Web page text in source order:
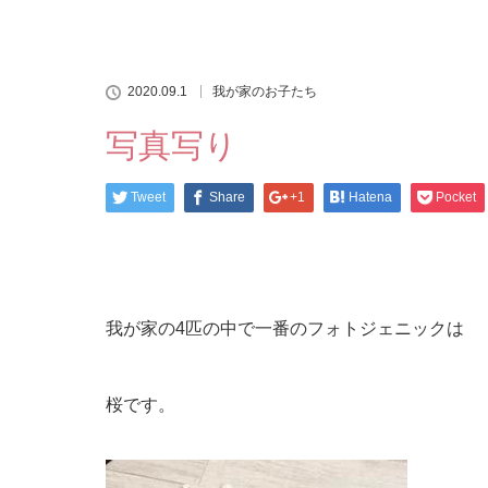
2020.09.1 我が家のお子たち
写真写り
Tweet Share +1 Hatena Pocket
我が家の4匹の中で一番のフォトジェニックは
桜です。